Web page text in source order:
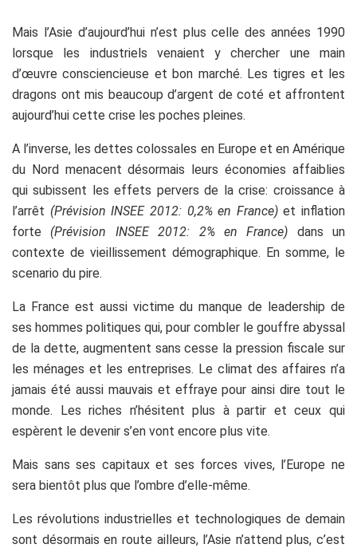
Mais l’Asie d’aujourd’hui n’est plus celle des années 1990
lorsque les industriels venaient y chercher une main
d’œuvre consciencieuse et bon marché. Les tigres et les
dragons ont mis beaucoup d’argent de coté et affrontent
aujourd’hui cette crise les poches pleines.
A l’inverse, les dettes colossales en Europe et en Amérique
du Nord menacent désormais leurs économies affaiblies
qui subissent les effets pervers de la crise: croissance à
l’arrêt (Prévision INSEE 2012: 0,2% en France)et inflation
forte (Prévision INSEE 2012: 2% en France) dans un
contexte de vieillissement démographique. En somme, le
scenario du pire.
La France est aussi victime du manque de leadership de
ses hommes politiques qui, pour combler le gouffre abyssal
de la dette, augmentent sans cesse la pression fiscale sur
les ménages et les entreprises. Le climat des affaires n’a
jamais été aussi mauvais et effraye pour ainsi dire tout le
monde. Les riches n’hésitent plus à partir et ceux qui
espèrent le devenir s’en vont encore plus vite.
Mais sans ses capitaux et ses forces vives, l’Europe ne
sera bientôt plus que l’ombre d’elle-même.
Les révolutions industrielles et technologiques de demain
sont désormais en route ailleurs, l’Asie n’attend plus, c’est